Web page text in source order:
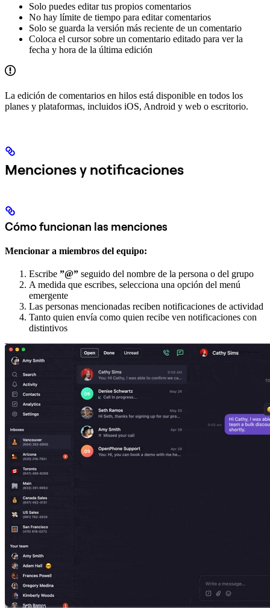
Solo puedes editar tus propios comentarios
No hay límite de tiempo para editar comentarios
Solo se guarda la versión más reciente de un comentario
Coloca el cursor sobre un comentario editado para ver la
fecha y hora de la última edición
La edición de comentarios en hilos está disponible en todos los
planes y plataformas, incluidos iOS, Android y web o escritorio.
Menciones y notificaciones
Cómo funcionan las menciones
Mencionar a miembros del equipo:
Escribe ”@” seguido del nombre de la persona o del grupo
A medida que escribes, selecciona una opción del menú
emergente
Las personas mencionadas reciben notificaciones de actividad
Tanto quien envía como quien recibe ven notificaciones con
distintivos